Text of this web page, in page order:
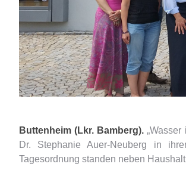
Buttenheim (Lkr. Bamberg).
Dr. Stephanie Auer-Neuberg in
Tagesordnung standen neben